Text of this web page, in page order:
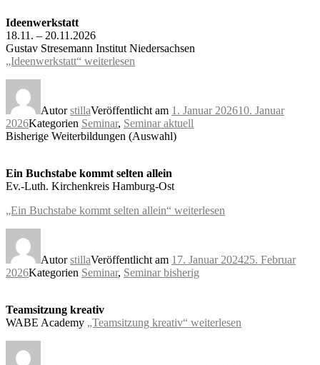
Ideenwerkstatt
18.11. – 20.11.2026
Gustav Stresemann Institut Niedersachsen
„Ideenwerkstatt“ weiterlesen
AutorstillaVeröffentlicht am 1. Januar 202610. Januar
2026Kategorien Seminar, Seminar aktuell
Bisherige Weiterbildungen (Auswahl)
Ein Buchstabe kommt selten allein
Ev.-Luth. Kirchenkreis Hamburg-Ost
„Ein Buchstabe kommt selten allein“ weiterlesen
AutorstillaVeröffentlicht am 17. Januar 202425. Februar
2026Kategorien Seminar, Seminar bisherig
Teamsitzung kreativ
WABE Academy „Teamsitzung kreativ“ weiterlesen